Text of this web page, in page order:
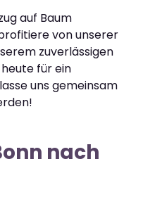
auf Baum
von unserer
zuverlässigen
für ein
uns gemeinsam
nach